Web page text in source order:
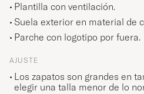
Plantilla con ventilación.
Suela exterior en material de
Parche con logotipo por fuera.
AJUSTE
Los zapatos son grandes en
elegir una talla menor de lo